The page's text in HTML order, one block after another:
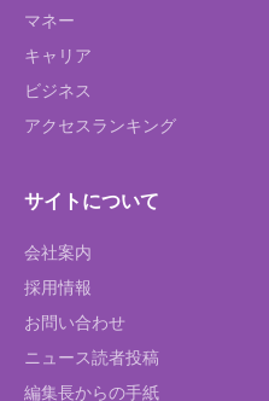
マネー
キャリア
ビジネス
アクセスランキング
サイトについて
会社案内
採用情報
お問い合わせ
ニュース読者投稿
編集長からの手紙